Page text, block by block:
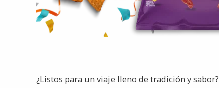
¿Listos para un viaje lleno de tradición y sabor?